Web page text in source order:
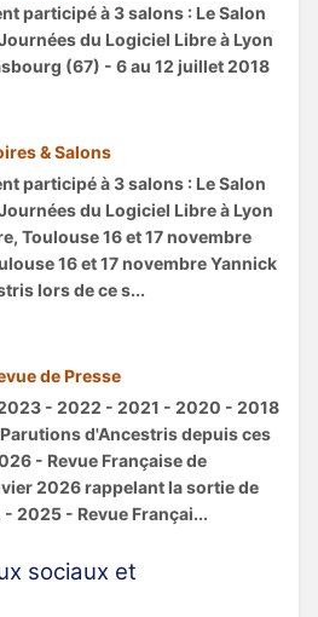
participé à 3 salons : Le Salon
du Logiciel Libre à Lyon
(67) - 6 au 12 juillet 2018
& Salons
participé à 3 salons : Le Salon
du Logiciel Libre à Lyon
Toulouse 16 et 17 novembre
16 et 17 novembre Yannick
lors de ce s...
de Presse
- 2022 - 2021 - 2020 - 2018
d'Ancestris depuis ces
- Revue Française de
2026 rappelant la sortie de
2025 - Revue Françai...
sociaux et